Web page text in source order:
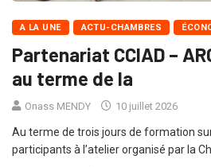
A LA UNE ACTU-CHAMBRES
Partenariat CCIAD –
au terme de la
Onass MENDY 10 juillet 2026
Au terme de trois jours de formation
participants à l’atelier organisé par la